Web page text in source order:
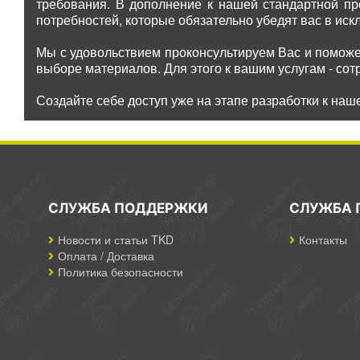
потребностей, которые обязательно убедят вас в
Мы с удовольствием проконсультируем Вас и
выборе материалов. Для этого к вашим услугам -
Создайте себе доступ уже на этапе разработки к
СЛУЖБА ПОДДЕРЖКИ
Новости и статьи TKD
Оплата / Доставка
Политика безопасности
СЛУЖБА
Контакты